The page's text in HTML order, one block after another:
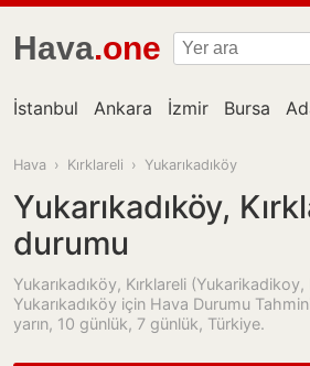
Hava.one
İstanbul Ankara İzmir Bursa
Hava › Kırklareli › Yukarıkadıköy
Yukarıkadıköy,
durumu
Yukarıkadıköy, Kırklareli (Yukarikadikoy,
Yukarıkadıköy için Hava Durumu
yarın, 10 günlük, 7 günlük, Türkiye.